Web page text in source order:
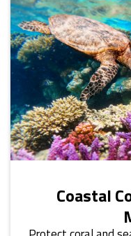
Coastal